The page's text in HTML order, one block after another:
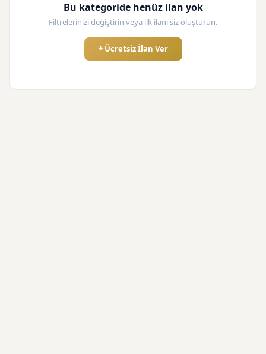
Bu kategoride henüz ilan yok
Filtrelerinizi değiştirin veya ilk ilanı siz oluşturun.
+ Ücretsiz İlan Ver